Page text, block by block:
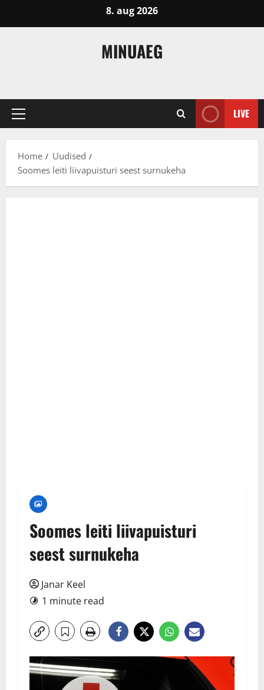
8. aug 2026
MINUAEG
Primary
LIVE
Home
Uudised
Soomes leiti liivapuisturi seest surnukeha
Soomes leiti liivapuisturi
seest surnukeha
Janar Keel
1 minute read